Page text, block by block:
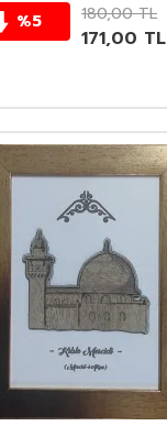
%5 180,00TL
171,00 TL